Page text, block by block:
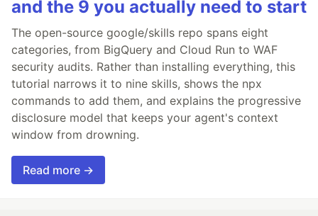
and the 9 you actually need to start
The open-source google/skills repo spans eight
categories, from BigQuery and Cloud Run to WAF
security audits. Rather than installing everything, this
tutorial narrows it to nine skills, shows the npx
commands to add them, and explains the progressive
disclosure model that keeps your agent's context
window from drowning.
Read more →